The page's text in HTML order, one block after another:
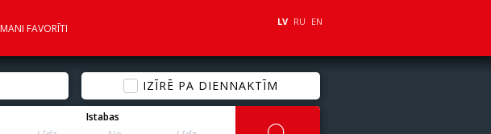
MANI FAVORĪTI
LV RU EN
IZĪRĒ PA DIENNAKTĪM
Istabas